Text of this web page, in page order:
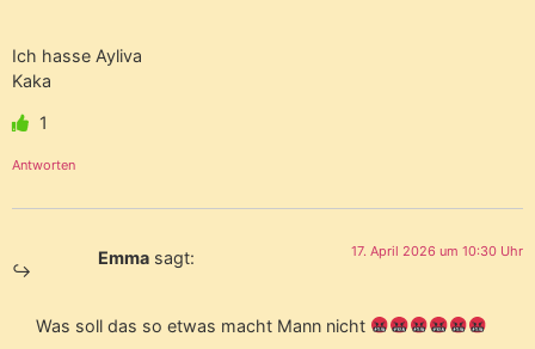
Ich hasse Ayliva
Kaka
1
Antworten
Emma sagt: 17. April 2026 um 10:30 Uhr
Was soll das so etwas macht Mann nicht